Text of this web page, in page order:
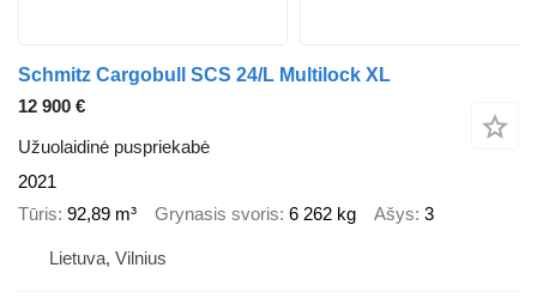
Schmitz Cargobull SCS 24/L Multilock XL
12 900 €
Užuolaidinė puspriekabė
2021
Tūris 92,89 m³ Grynasis svoris 6 262 kg Ašys 3
Lietuva, Vilnius